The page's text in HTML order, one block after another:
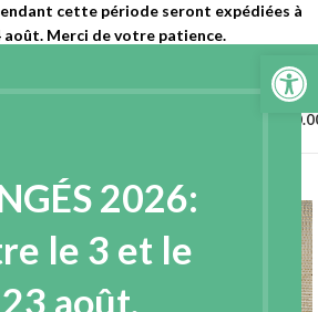
2026:
le 3 et le
23 août.
Ouvrir
cette période seront expédiées à
août. Merci de votre patience.